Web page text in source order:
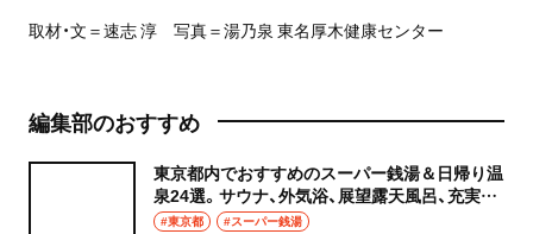
取材・文＝速志 淳 写真＝湯乃泉 東名厚木健康センター
編集部のおすすめ
東京都内でおすすめのスーパー銭湯＆日帰り温
泉24選。サウナ、外気浴、展望露天風呂、充実の
癒やし空間へ
#東京都 #スーパー銭湯